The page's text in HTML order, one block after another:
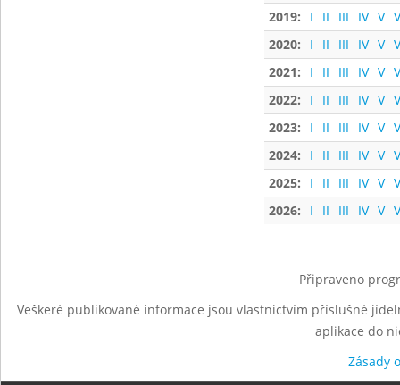
2019:
I II III IV V
2020:
I II III IV V
2021:
I II III IV V
2022:
I II III IV V
2023:
I II III IV V
2024:
I II III IV V
2025:
I II III IV V
2026:
I II III IV V
Připraveno
Veškeré publikované informace jsou vlastnictvím příslušné
aplikace do
Zásady